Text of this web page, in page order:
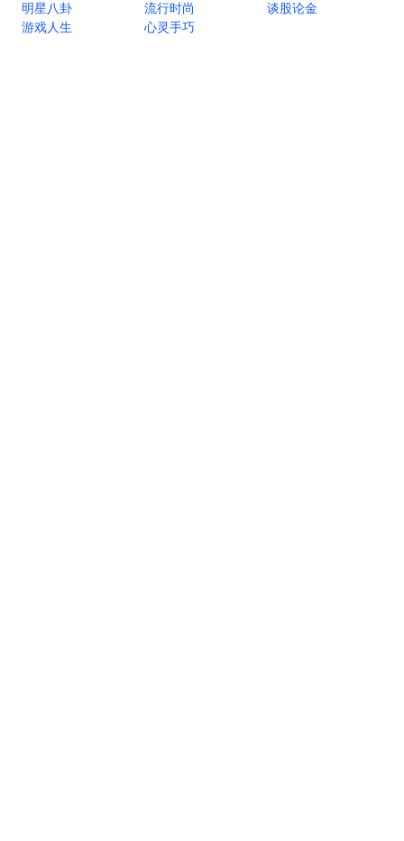
明星八卦
流行时尚
谈股论金
游戏人生
心灵手巧